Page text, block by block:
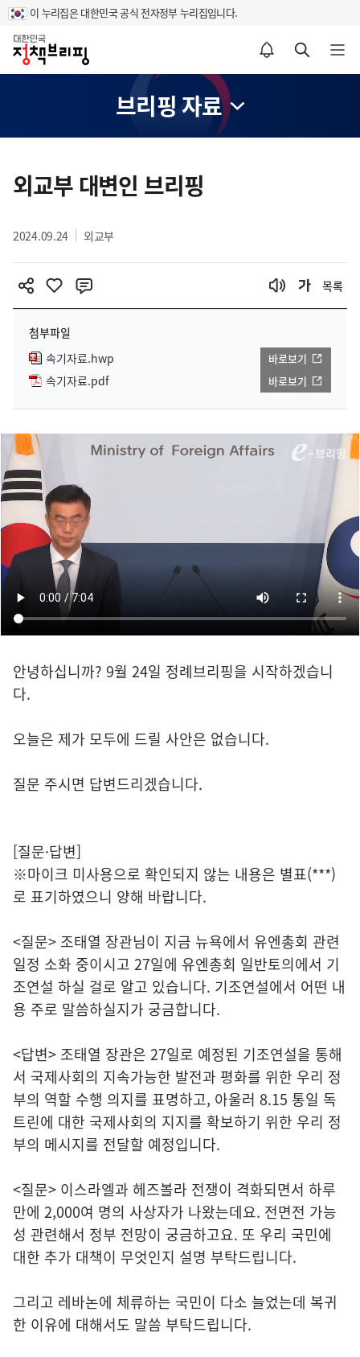
이 누리집은 대한민국 공식 전자정부 누리집입니다.
홈
알림설정 바로가기 검색 바로가기 메뉴 열기
브리핑 자료
텐
츠
역
외교부 대변인 브리핑
2024.09.24 외교부
목록
첨부파일
속기자료.hwp
바로보기
속기자료.pdf 바로보기
안녕하십니까? 9월 24일 정례브리핑을 시작하겠습니
다.
오늘은 제가 모두에 드릴 사안은 없습니다.
질문 주시면 답변드리겠습니다.
[질문·답변]
※마이크 미사용으로 확인되지 않는 내용은 별표(***)
로 표기하였으니 양해 바랍니다.
<질문> 조태열 장관님이 지금 뉴욕에서 유엔총회 관련
일정 소화 중이시고 27일에 유엔총회 일반토의에서 기
조연설 하실 걸로 알고 있습니다. 기조연설에서 어떤 내
용 주로 말씀하실지가 궁금합니다.
<답변> 조태열 장관은 27일로 예정된 기조연설을 통해
서 국제사회의 지속가능한 발전과 평화를 위한 우리 정
부의 역할 수행 의지를 표명하고, 아울러 8.15 통일 독
트린에 대한 국제사회의 지지를 확보하기 위한 우리 정
부의 메시지를 전달할 예정입니다.
<질문> 이스라엘과 헤즈볼라 전쟁이 격화되면서 하루
만에 2,000여 명의 사상자가 나왔는데요. 전면전 가능
성 관련해서 정부 전망이 궁금하고요. 또 우리 국민에
대한 추가 대책이 무엇인지 설명 부탁드립니다.
그리고 레바논에 체류하는 국민이 다소 늘었는데 복귀
한 이유에 대해서도 말씀 부탁드립니다.